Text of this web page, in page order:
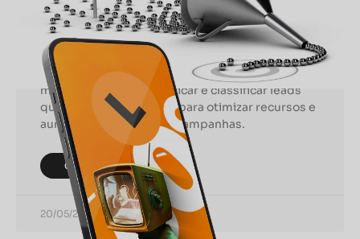
Descubra Como Identificar e
Classificar Leads Qualificados
No mundo competitivo das vendas e do
marketing, saber identificar e classificar leads
qualificados é essencial para otimizar recursos e
aumentar a eficácia das campanhas.
CONTINUAR LENDO
20/05/2024